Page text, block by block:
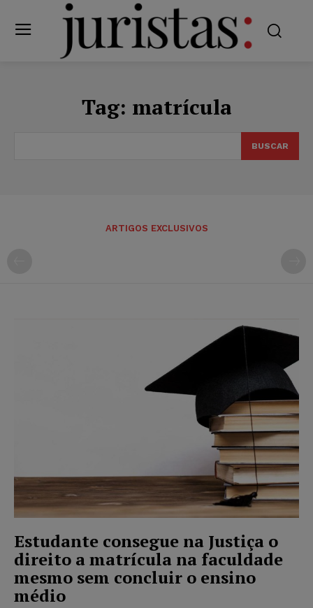
Tag: matrícula
BUSCAR
ARTIGOS EXCLUSIVOS
Estudante consegue na Justiça o
direito a matrícula na faculdade
mesmo sem concluir o ensino
médio